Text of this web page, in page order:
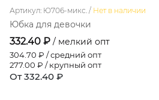
Артикул: Ю706-микс. / Нет в наличии
Юбка для девочки
332.40 ₽ / мелкий опт
304.70 ₽ / средний опт
277.00 ₽ / крупный опт
От 332.40 ₽